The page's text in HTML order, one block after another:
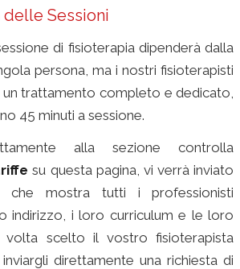
delle Sessioni
di fisioterapia dipenderà dalla
persona, ma i nostri fisioterapisti
trattamento completo e dedicato,
45 minuti a sessione.
alla sezione controlla
su questa pagina, vi verrà inviato
che mostra tutti i professionisti
indirizzo, i loro curriculum e le loro
scelto il vostro fisioterapista
direttamente una richiesta di